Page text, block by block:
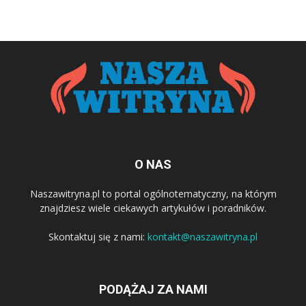
O NAS
Naszawitryna.pl to portal ogólnotematyczny, na którym
znajdziesz wiele ciekawych artykułów i poradników.
Skontaktuj się z nami: kontakt@naszawitryna.pl
PODĄŻAJ ZA NAMI